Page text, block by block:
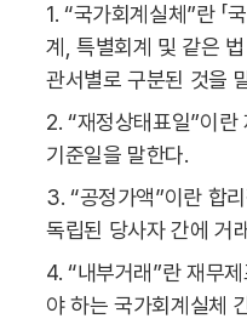
1. “국가회계실체”란 「
계, 특별회계 및 같은
관서별로 구분된 것을
2. “재정상태표일”이
기준일을 말한다.
3. “공정가액”이란 합
독립된 당사자 간에 거
4. “내부거래”란 재무
야 하는 국가회계실체